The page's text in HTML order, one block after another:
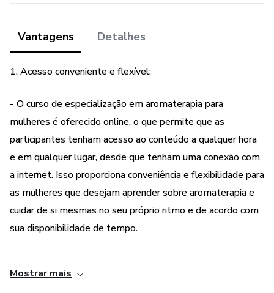
Vantagens Detalhes
1. Acesso conveniente e flexível:
- O curso de especialização em aromaterapia para
mulheres é oferecido online, o que permite que as
participantes tenham acesso ao conteúdo a qualquer hora
e em qualquer lugar, desde que tenham uma conexão com
a internet. Isso proporciona conveniência e flexibilidade para
as mulheres que desejam aprender sobre aromaterapia e
cuidar de si mesmas no seu próprio ritmo e de acordo com
sua disponibilidade de tempo.
Mostrar mais